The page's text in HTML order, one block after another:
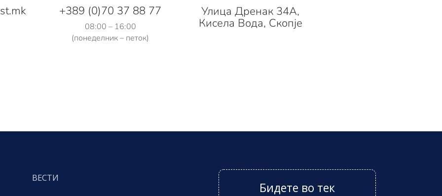
+389 (0)70 37 88 77
08:00 – 16:00
(понеделник – петок)
Улица Дренак 34А,
Кисела Вода, Скопје
ВЕСТИ
Бидете во тек